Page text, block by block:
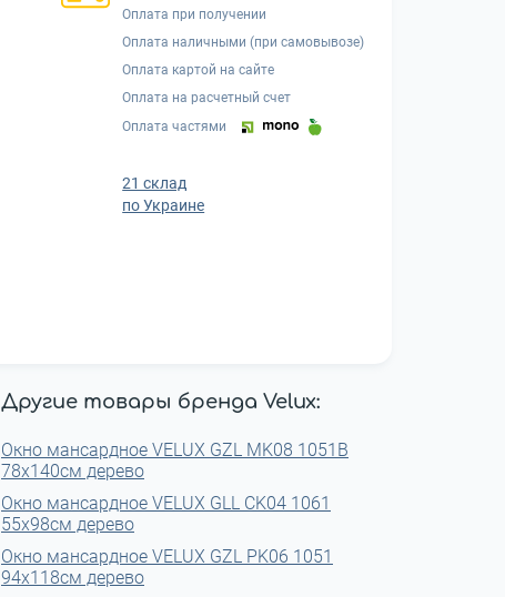
Оплата при получении
Оплата наличными (при самовывозе)
Оплата картой на сайте
Оплата на расчетный счет
Оплата частями
21 склад
по Украине
Другие товары бренда Velux:
Окно мансардное VELUX GZL MK08 1051B
78x140см дерево
Окно мансардное VELUX GLL CK04 1061
55x98см дерево
Окно мансардное VELUX GZL PK06 1051
94x118см дерево